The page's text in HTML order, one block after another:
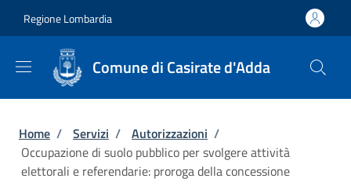
Regione Lombardia
Comune di Casirate d'Adda
Briciole di pane
Home / Servizi / Autorizzazioni /
Occupazione di suolo pubblico per svolgere attività
elettorali e referendarie: proroga della concessione